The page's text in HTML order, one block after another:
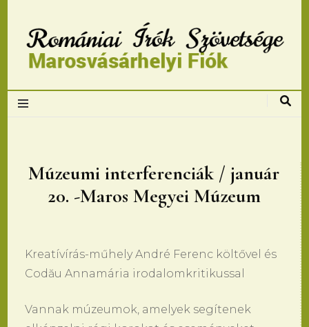
Romániai Írók
Marosvásárhelyi
fiok
Múzeumi interferenciák / január
20. -Maros Megyei Múzeum
Kreatívírás-műhely André Ferenc költővel és
Codău Annamária irodalomkritikussal
Vannak múzeumok, amelyek segítenek